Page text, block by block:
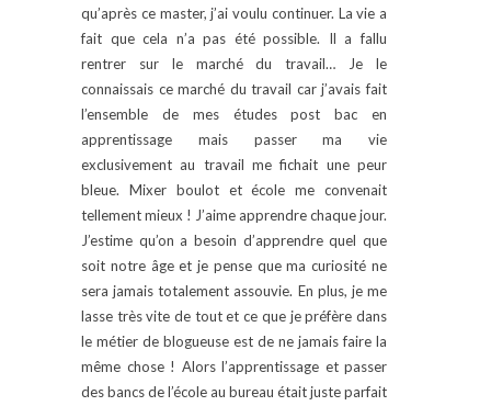
qu’après ce master, j’ai voulu continuer. La vie a
fait que cela n’a pas été possible. Il a fallu
rentrer sur le marché du travail… Je le
connaissais ce marché du travail car j’avais fait
l’ensemble de mes études post bac en
apprentissage mais passer ma vie
exclusivement au travail me fichait une peur
bleue. Mixer boulot et école me convenait
tellement mieux ! J’aime apprendre chaque jour.
J’estime qu’on a besoin d’apprendre quel que
soit notre âge et je pense que ma curiosité ne
sera jamais totalement assouvie. En plus, je me
lasse très vite de tout et ce que je préfère dans
le métier de blogueuse est de ne jamais faire la
même chose ! Alors l’apprentissage et passer
des bancs de l’école au bureau était juste parfait